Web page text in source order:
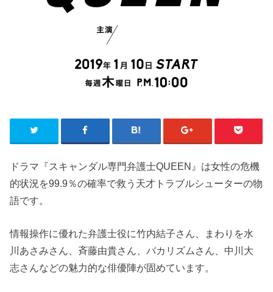
ドラマ『スキャンダル専門弁護士QUEEN』は女性の危機
的状況を99.9％の確率で救う天才トラブルシューターの物
語です。
情報操作に優れた弁護士役に竹内結子さん、まわりを水
川あさみさん、斉藤由貴さん、バカリズムさん、中川大
志さんなどの魅力的な俳優陣が固めています。